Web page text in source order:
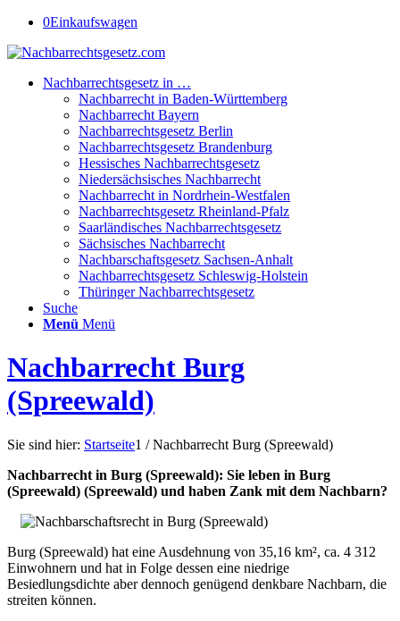
0Einkaufswagen
Nachbarrechtsgesetz in …
Nachbarrecht in Baden-Württemberg
Nachbarrecht Bayern
Nachbarrechtsgesetz Berlin
Nachbarrechtsgesetz Brandenburg
Hessisches Nachbarrechtsgesetz
Niedersächsisches Nachbarrecht
Nachbarrecht in Nordrhein-Westfalen
Nachbarrechtsgesetz Rheinland-Pfalz
Saarländisches Nachbarrechtsgesetz
Sächsisches Nachbarrecht
Nachbarschaftsgesetz Sachsen-Anhalt
Nachbarrechtsgesetz Schleswig-Holstein
Thüringer Nachbarrechtsgesetz
Suche
Menü Menü
Nachbarrecht Burg
(Spreewald)
Sie sind hier: Startseite1 / Nachbarrecht Burg (Spreewald)
Nachbarrecht in Burg (Spreewald): Sie leben in Burg
(Spreewald) (Spreewald) und haben Zank mit dem Nachbarn?
Burg (Spreewald) hat eine Ausdehnung von 35,16 km², ca. 4 312
Einwohnern und hat in Folge dessen eine niedrige
Besiedlungsdichte aber dennoch genügend denkbare Nachbarn, die
streiten können.